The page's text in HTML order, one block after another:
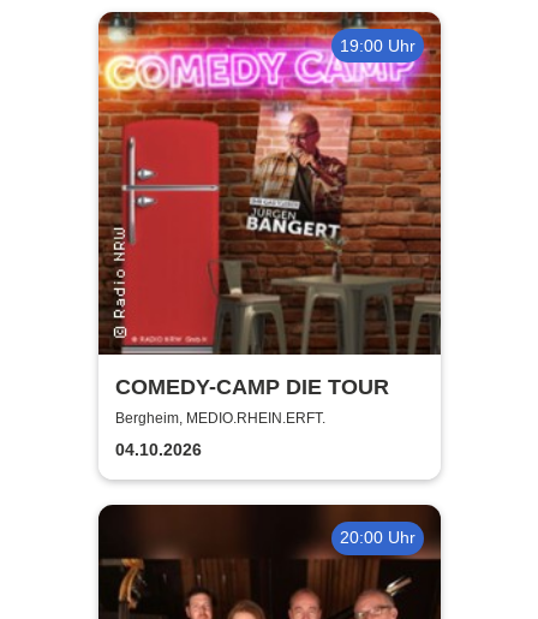
19:00 Uhr
COMEDY-CAMP DIE TOUR
Bergheim, MEDIO.RHEIN.ERFT.
04.10.2026
20:00 Uhr